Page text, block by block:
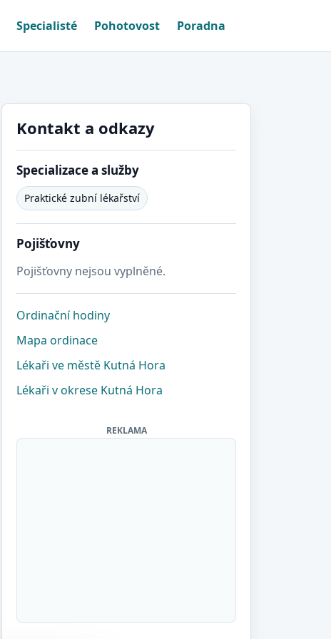
Specialisté Pohotovost Poradna
Kontakt a odkazy
Specializace a služby
Praktické zubní lékařství
Pojišťovny
Pojišťovny nejsou vyplněné.
Ordinační hodiny
Mapa ordinace
Lékaři ve městě Kutná Hora
Lékaři v okrese Kutná Hora
REKLAMA